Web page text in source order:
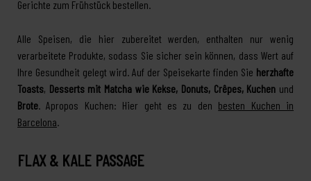
Gerichte zum Frühstück bestellen.
Alle Speisen, die hier zubereitet werden, enthalten nur wenig
verarbeitete Produkte, sodass Sie sicher sein können, dass Wert auf
Ihre Gesundheit gelegt wird. Auf der Speisekarte finden Sie herzhafte
Toasts, Desserts mit Matcha wie Kekse, Donuts, Crêpes, Kuchen und
Brote. Apropos Kuchen: Hier geht es zu den besten Kuchen in
Barcelona.
FLAX & KALE PASSAGE